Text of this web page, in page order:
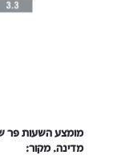
מומצע השעות פר
מדינה. מקור: